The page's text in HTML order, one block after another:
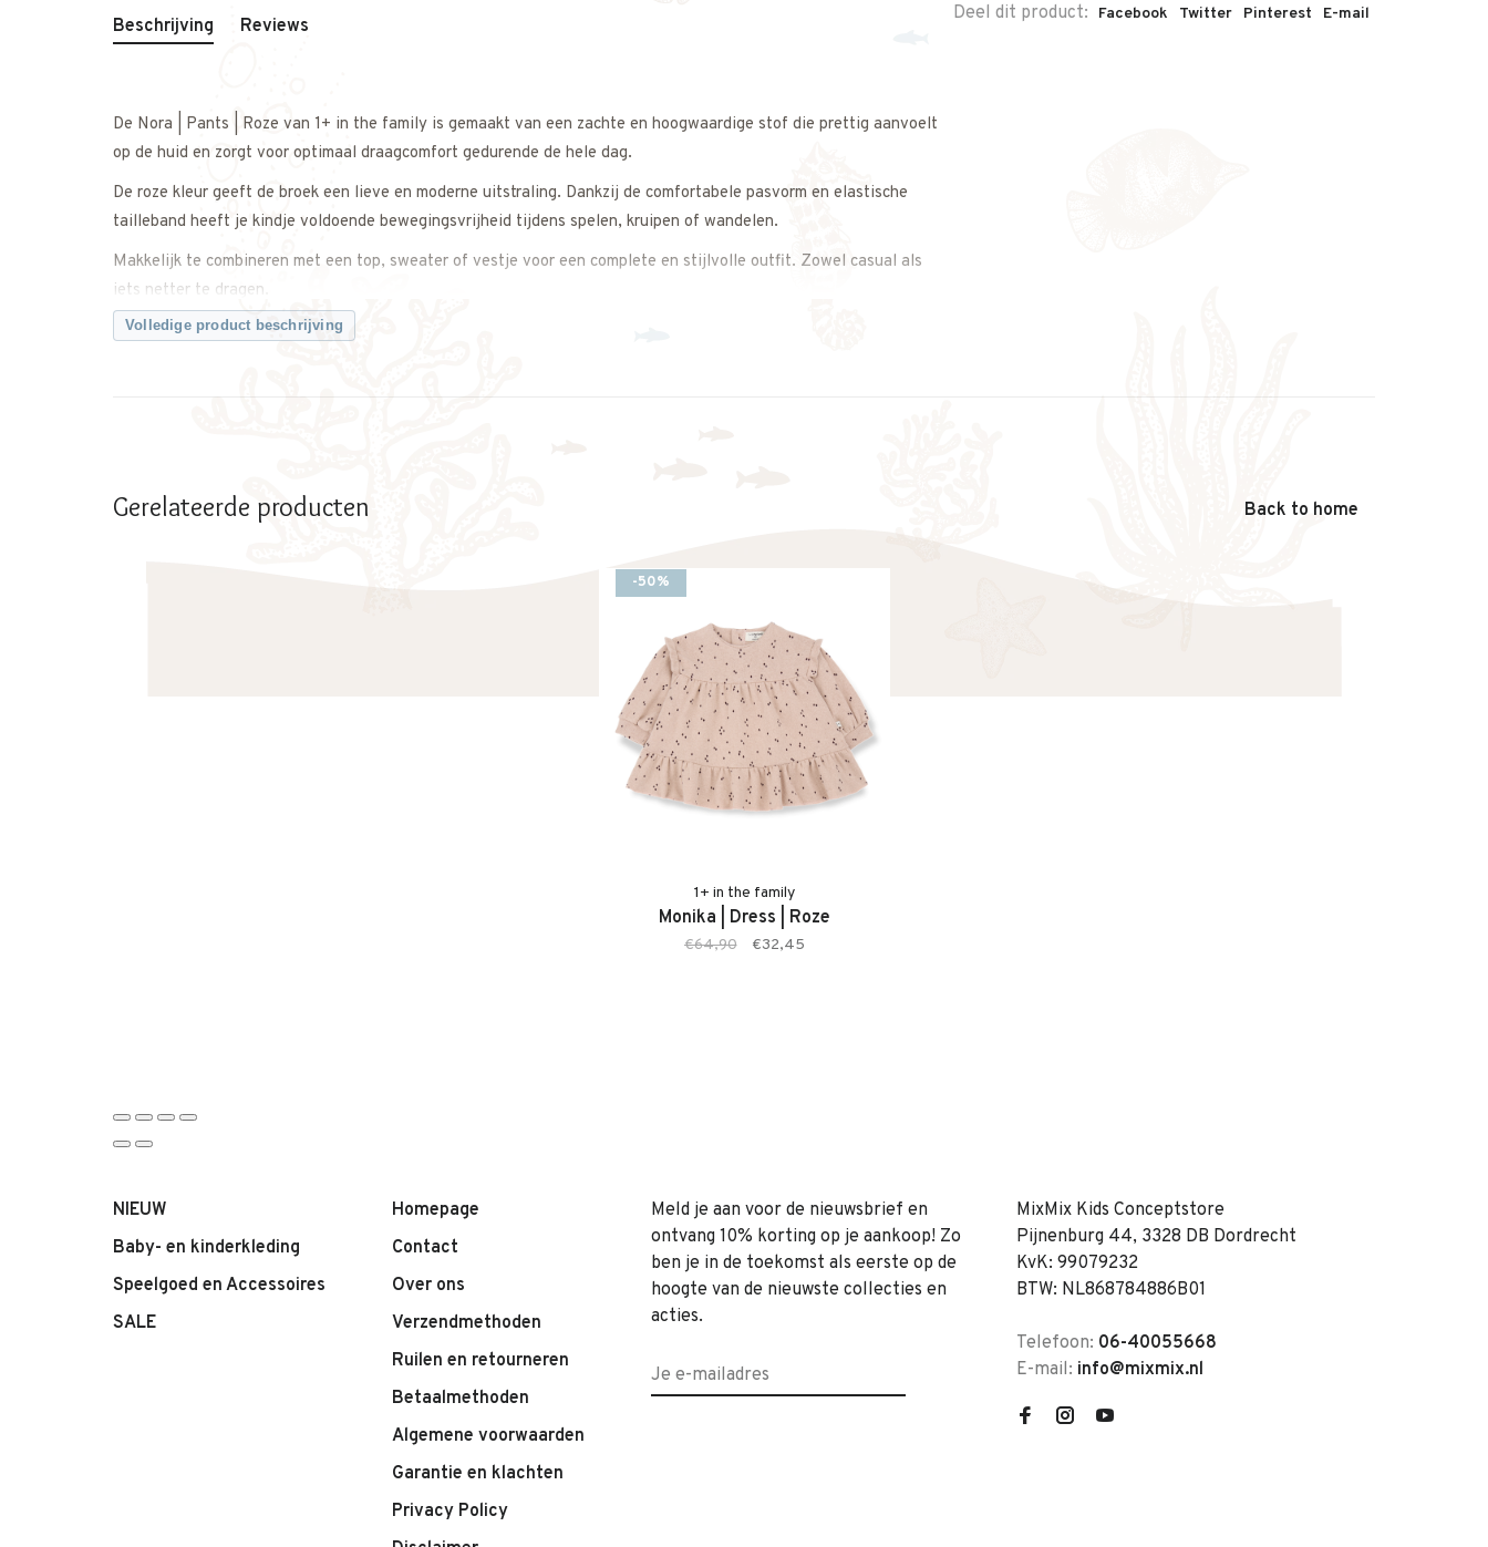
Deel dit product: Facebook Twitter Pinterest E-mail
Beschrijving Reviews
De Nora | Pants | Roze van 1+ in the family is gemaakt van een zachte en hoogwaardige stof die prettig aanvoelt
op de huid en zorgt voor optimaal draagcomfort gedurende de hele dag.
De roze kleur geeft de broek een lieve en moderne uitstraling. Dankzij de comfortabele pasvorm en elastische
tailleband heeft je kindje voldoende bewegingsvrijheid tijdens spelen, kruipen of wandelen.
Makkelijk te combineren met een top, sweater of vestje voor een complete en stijlvolle outfit. Zowel casual als
iets netter te dragen.
Een comfortabele en tijdloze broek met een zachte uitstraling.
• Kleur: Roze
• Geschikt voor baby’s en jonge kinderen
Volledige product beschrijving
Gerelateerde producten Back to home
-50%
1+ in the family
Monika | Dress | Roze
€64,90 €32,45
NIEUW
Baby- en kinderkleding
Speelgoed en Accessoires
SALE
Homepage
Contact
Over ons
Verzendmethoden
Ruilen en retourneren
Betaalmethoden
Algemene voorwaarden
Garantie en klachten
Privacy Policy
Meld je aan voor de nieuwsbrief en
ontvang 10% korting op je aankoop! Zo
ben je in de toekomst als eerste op de
hoogte van de nieuwste collecties en
acties.
MixMix Kids Conceptstore
Pijnenburg 44, 3328 DB Dordrecht
KvK: 99079232
BTW: NL868784886B01
Telefoon: 06-40055668
E-mail: info@mixmix.nl